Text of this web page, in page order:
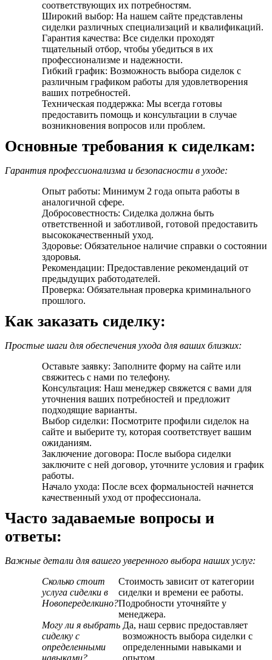
соответствующих их потребностям.
Широкий выбор: На нашем сайте представлены
сиделки различных специализаций и квалификаций.
Гарантия качества: Все сиделки проходят
тщательный отбор, чтобы убедиться в их
профессионализме и надежности.
Гибкий график: Возможность выбора сиделок с
различным графиком работы для удовлетворения
ваших потребностей.
Техническая поддержка: Мы всегда готовы
предоставить помощь и консультации в случае
возникновения вопросов или проблем.
Основные требования к сиделкам:
Гарантия профессионализма и безопасности в уходе:
Опыт работы: Минимум 2 года опыта работы в
аналогичной сфере.
Добросовестность: Сиделка должна быть
ответственной и заботливой, готовой предоставить
высококачественный уход.
Здоровье: Обязательное наличие справки о состоянии
здоровья.
Рекомендации: Предоставление рекомендаций от
предыдущих работодателей.
Проверка: Обязательная проверка криминального
прошлого.
Как заказать сиделку:
Простые шаги для обеспечения ухода для ваших близких:
Оставьте заявку: Заполните форму на сайте или
свяжитесь с нами по телефону.
Консультация: Наш менеджер свяжется с вами для
уточнения ваших потребностей и предложит
подходящие варианты.
Выбор сиделки: Посмотрите профили сиделок на
сайте и выберите ту, которая соответствует вашим
ожиданиям.
Заключение договора: После выбора сиделки
заключите с ней договор, уточните условия и график
работы.
Начало ухода: После всех формальностей начнется
качественный уход от профессионала.
Часто задаваемые вопросы и
ответы:
Важные детали для вашего уверенного выбора наших услуг:
Сколько стоит
услуга сиделки в
Новопеределкино?
Стоимость зависит от категории
сиделки и времени ее работы.
Подробности уточняйте у
менеджера.
Могу ли я выбрать
сиделку с
определенными
Да, наш сервис предоставляет
возможность выбора сиделки с
определенными навыками и